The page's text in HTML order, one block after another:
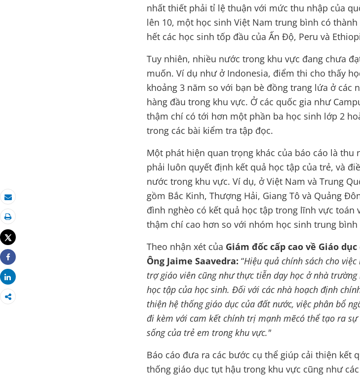
Email
In
Tweet
Share
Share
nhất thiết phải tỉ lệ thuận với mức thu nhập của
lên 10, một học sinh Việt Nam trung bình có
hết các học sinh tốp đầu của Ấn Độ, Peru và
Tuy nhiên, nhiều nước trong khu vực đang chưa
muốn. Ví dụ như ở Indonesia, điểm thi cho thấy
khoảng 3 năm so với bạn bè đồng trang lứa ở các
hàng đầu trong khu vực. Ở các quốc gia như
thậm chí có tới hơn một phần ba học sinh lớp 2
trong các bài kiểm tra tập đọc.
Một phát hiện quan trọng khác của báo cáo là thu
phải luôn quyết định kết quả học tập của trẻ, và
nước trong khu vực. Ví dụ, ở Việt Nam và Trung
gồm Bắc Kinh, Thượng Hải, Giang Tô và Quảng
đình nghèo có kết quả học tập trong lĩnh vực toán
thậm chí cao hơn so với nhóm học sinh trung bình
Theo nhận xét của Giám đốc cấp cao về Giáo
Ông Jaime Saavedra: “Hiệu quả chính sách cho
trợ giáo viên cũng như thực tiễn dạy học ở nhà
học tập của học sinh. Đối với các nhà hoạch định
thiện hệ thống giáo dục của đất nước, việc phân bổ
đi kèm với cam kết chính trị mạnh mẽcó thể tạo ra
sống của trẻ em trong khu vực."
Báo cáo đưa ra các bước cụ thể giúp cải thiện kết
thống giáo dục tụt hậu trong khu vực cũng như